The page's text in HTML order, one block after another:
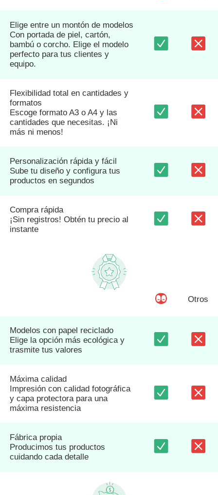
Elige entre un montón de modelos
Con portada de piel, cartón,
bambú o corcho. Elige el modelo
perfecto para tus clientes y
equipo.
Flexibilidad total en cantidades y
formatos
Escoge formato A3 o A4 y las
cantidades que necesitas. ¡Ni
más ni menos!
Personalización rápida y fácil
Sube tu diseño y configura tus
productos en segundos
Compra rápida
¡Sin registros! Obtén tu precio al
instante
Otros
Modelos con papel reciclado
Elige la opción más ecológica y
trasmite tus valores
Máxima calidad
Impresión con calidad fotográfica
y capa protectora para una
máxima resistencia
Fábrica propia
Producimos tus productos
cuidando cada detalle